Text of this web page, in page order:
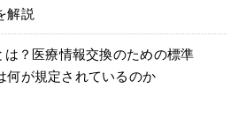
解説
は？医療情報交換のための標準
何が規定されているのか